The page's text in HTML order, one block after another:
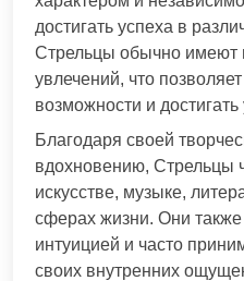
достигать успеха в
Стрельцы обычно имеют
увлечений, что
возможности и достигать
Благодаря своей
вдохновению, Стрельцы
искусстве, музыке,
сферах жизни. Они
интуицией и часто
своих внутренних